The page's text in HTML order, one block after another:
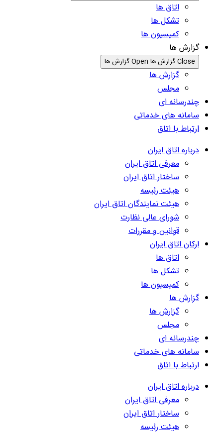
اتاق ها
تشکل ها
کمیسیون ها
گزارش ها
Close گزارش ها Open گزارش ها
گزارش ها
مجلس
چندرسانه ای
سامانه های خدماتی
ارتباط با اتاق
درباره اتاق ایران
معرفی اتاق ایران
ساختار اتاق ایران
هیئت رئیسه
هیئت نمایندگان اتاق ایران
شورای عالی نظارت
قوانین و مقررات
ارکان اتاق ایران
اتاق ها
تشکل ها
کمیسیون ها
گزارش ها
گزارش ها
مجلس
چندرسانه ای
سامانه های خدماتی
ارتباط با اتاق
درباره اتاق ایران
معرفی اتاق ایران
ساختار اتاق ایران
هیئت رئیسه